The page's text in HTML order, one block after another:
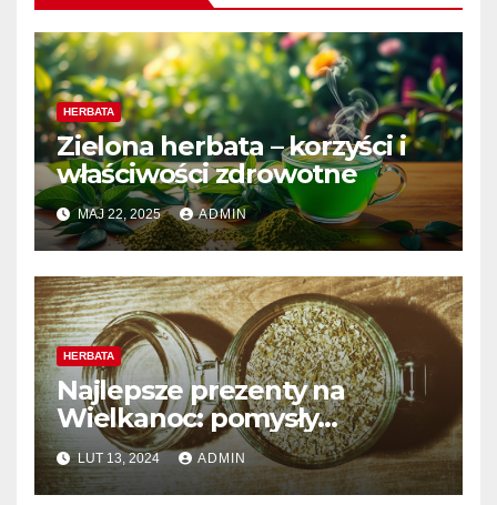
HERBATA
Zielona herbata – korzyści i
właściwości zdrowotne
MAJ 22, 2025 ADMIN
HERBATA
Najlepsze prezenty na
Wielkanoc: pomysły
związane z herbatą
LUT 13, 2024 ADMIN